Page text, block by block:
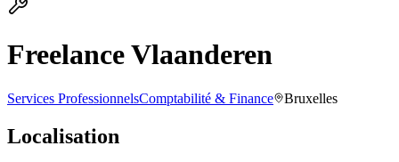
Freelance Vlaanderen
Services ProfessionnelsComptabilité & Finance Bruxelles
Localisation